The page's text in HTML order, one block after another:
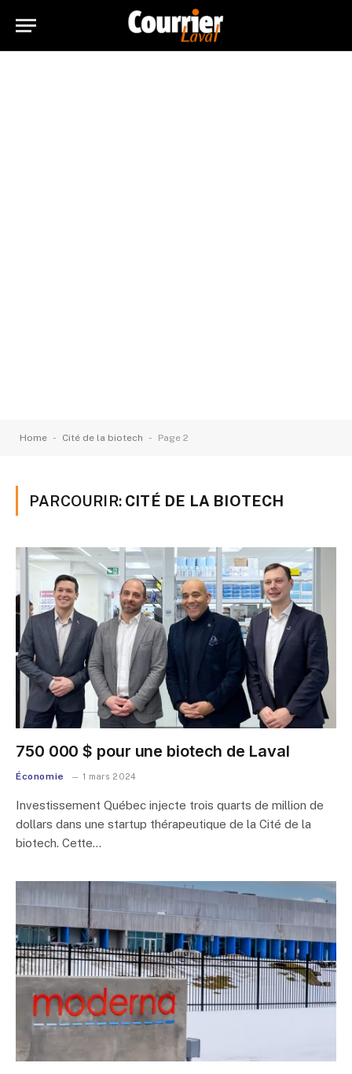
Home - Cité de la biotech - Page 2
PARCOURIR: CITÉ DE LA BIOTECH
750 000 $ pour une biotech de Laval
Économie 1 mars 2024
Investissement Québec injecte trois quarts de million de
dollars dans une startup thérapeutique de la Cité de la
biotech. Cette…